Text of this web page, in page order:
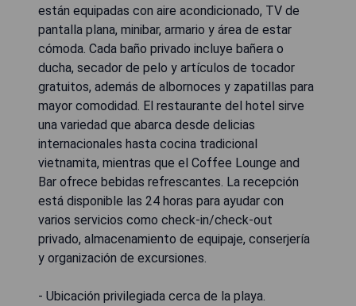
están equipadas con aire acondicionado, TV de
pantalla plana, minibar, armario y área de estar
cómoda. Cada baño privado incluye bañera o
ducha, secador de pelo y artículos de tocador
gratuitos, además de albornoces y zapatillas para
mayor comodidad. El restaurante del hotel sirve
una variedad que abarca desde delicias
internacionales hasta cocina tradicional
vietnamita, mientras que el Coffee Lounge and
Bar ofrece bebidas refrescantes. La recepción
está disponible las 24 horas para ayudar con
varios servicios como check-in/check-out
privado, almacenamiento de equipaje, conserjería
y organización de excursiones.
- Ubicación privilegiada cerca de la playa.